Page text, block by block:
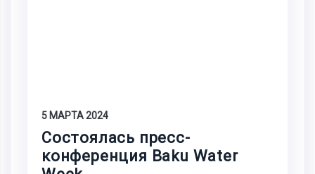
5 МАРТА 2024
Состоялась пресс-
конференция Baku Water